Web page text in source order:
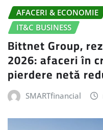
AFACERI & ECONOMIE
IT&C BUSINESS
Bittnet Group,
2026: afaceri în
pierdere netă
SMARTfinancial